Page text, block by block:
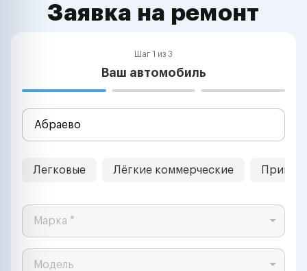
Заявка на ремонт
Шаг 1 из 3
Ваш автомобиль
Легковые Лёгкие коммерческие
Марка *
Модель